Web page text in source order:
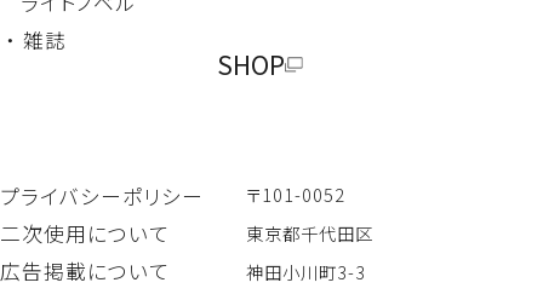
プライバシーポリシー
二次使用について
広告掲載について
〒101-0052
東京都千代田区
神田小川町3-3
・ 雑誌
SHOP